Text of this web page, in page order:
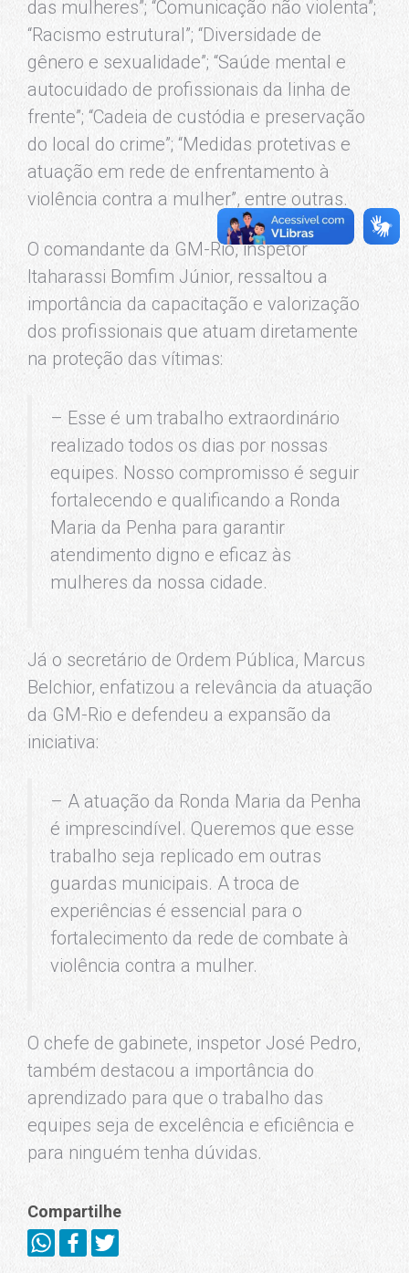
das mulheres”; “Comunicação não violenta”;
“Racismo estrutural”; “Diversidade de
gênero e sexualidade”; “Saúde mental e
autocuidado de profissionais da linha de
frente”; “Cadeia de custódia e preservação
do local do crime”; “Medidas protetivas e
atuação em rede de enfrentamento à
violência contra a mulher”, entre outras.
O comandante da GM-Rio, inspetor
Itaharassi Bomfim Júnior, ressaltou a
importância da capacitação e valorização
dos profissionais que atuam diretamente
na proteção das vítimas:
– Esse é um trabalho extraordinário
realizado todos os dias por nossas
equipes. Nosso compromisso é seguir
fortalecendo e qualificando a Ronda
Maria da Penha para garantir
atendimento digno e eficaz às
mulheres da nossa cidade.
Já o secretário de Ordem Pública, Marcus
Belchior, enfatizou a relevância da atuação
da GM-Rio e defendeu a expansão da
iniciativa:
– A atuação da Ronda Maria da Penha
é imprescindível. Queremos que esse
trabalho seja replicado em outras
guardas municipais. A troca de
experiências é essencial para o
fortalecimento da rede de combate à
violência contra a mulher.
O chefe de gabinete, inspetor José Pedro,
também destacou a importância do
aprendizado para que o trabalho das
equipes seja de excelência e eficiência e
para ninguém tenha dúvidas.
Compartilhe